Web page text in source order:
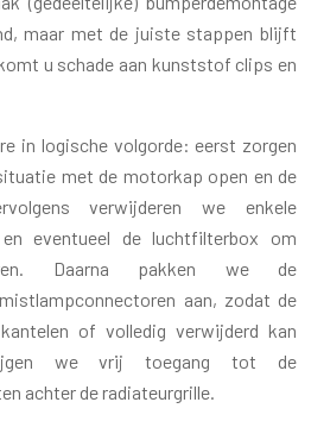
maar met de juiste stappen blijft
u schade aan kunststof clips en
in logische volgorde: eerst zorgen
met de motorkap open en de
verwijderen we enkele
eventueel de luchtfilterbox om
Daarna pakken we de
aan, zodat de
of volledig verwijderd kan
we vrij toegang tot de
achter de radiateurgrille.